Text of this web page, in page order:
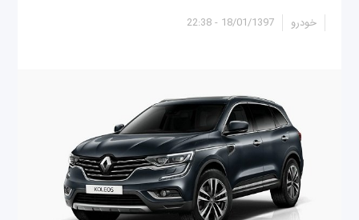
18/01/1397 - 22:38 خودرو